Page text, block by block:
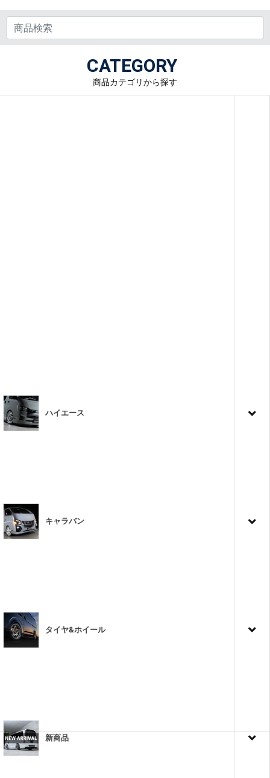
CATEGORY
商品カテゴリから探す
ハイエース
キャラバン
タイヤ&ホイール
新商品